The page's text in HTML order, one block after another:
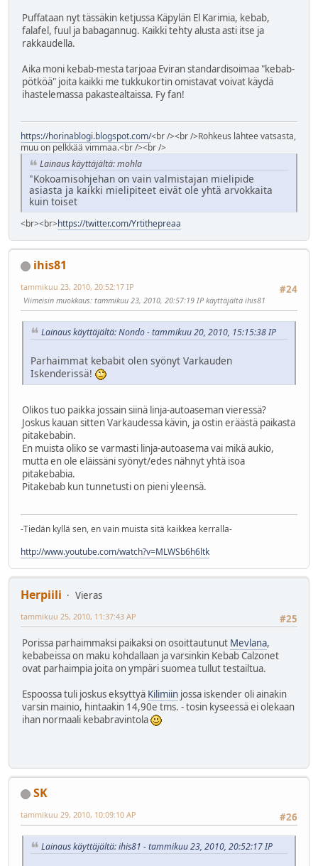
Puffataan nyt tässäkin ketjussa Käpylän El Karimia, kebab,
falafel, fuul ja babagannug. Kaikki tehty alusta asti itse ja
rakkaudella.
Aika moni kebab-mesta tarjoaa Eviran standardisoimaa "kebab-
pötköä" joita kaikki me tukkukortin omistavat voivat käydä
ihastelemassa pakastealtaissa. Fy fan!
https://horinablogi.blogspot.com/<br /><br />Rohkeus lähtee vatsasta,
muu on pelkkää vimmaa.<br /><br />
Lainaus käyttäjältä: mohla
"Kokoamisohjehan on vain valmistajan mielipide
asiasta ja kaikki mielipiteet eivät ole yhtä arvokkaita
kuin toiset
<br><br>https://twitter.com/Yrtithepreaa
ihis81
#24
tammikuu 23, 2010, 20:52:17 IP
Viimeisin muokkaus: tammikuu 23, 2010, 20:57:19 IP käyttäjältä ihis81
Lainaus käyttäjältä: Nondo - tammikuu 20, 2010, 15:15:38 IP
Parhaimmat kebabit olen syönyt Varkauden
Iskenderissä!
Olikos tuo paikka jossain siinä linja-autoaseman vieressä?
Joskus kauan sitten Varkaudessa kävin, ja ostin eräästä paikasta
pitakebabin.
En muista oliko se varmasti linja-autoasema vai mikä aukio,
mutta en ole eläissäni syönyt/edes nähnyt yhtä isoa
pitakebabia.
Pitakebab kun tunnetusti on pieni yleensä.
-Tiedän kyllä sen, en vain muista sitä kaikkea kerralla-
http://www.youtube.com/watch?v=MLWSb6h6ltk
Herpiili
Vieras
#25
tammikuu 25, 2010, 11:37:43 AP
Porissa parhaimmaksi paikaksi on osoittautunut Mevlana,
kebabeissa on maku kohdallaan ja varsinkin Kebab Calzonet
ovat parhaimpia joita on ympäri suomea tullut testailtua.
Espoossa tuli joskus eksyttyä Kilimiin jossa iskender oli ainakin
varsin mainio, hintaakin 14,90e tms. - tosin kyseessä ei olekaan
ihan normaali kebabravintola
SK
#26
tammikuu 29, 2010, 10:09:10 AP
Lainaus käyttäjältä: ihis81 - tammikuu 23, 2010, 20:52:17 IP